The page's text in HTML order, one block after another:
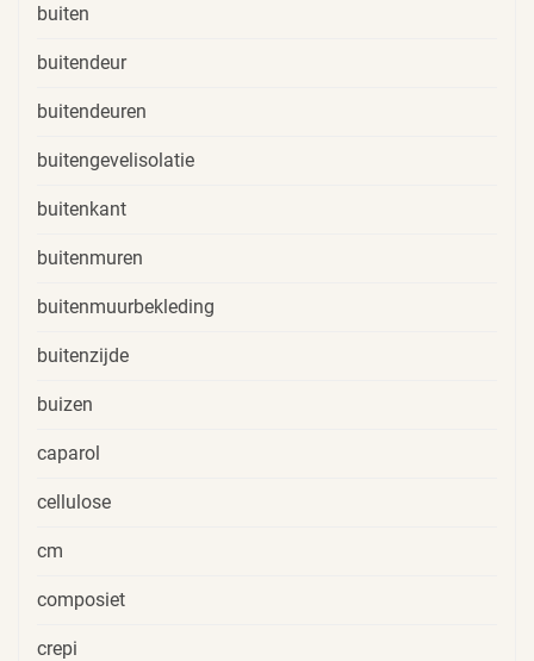
buiten
buitendeur
buitendeuren
buitengevelisolatie
buitenkant
buitenmuren
buitenmuurbekleding
buitenzijde
buizen
caparol
cellulose
cm
composiet
crepi